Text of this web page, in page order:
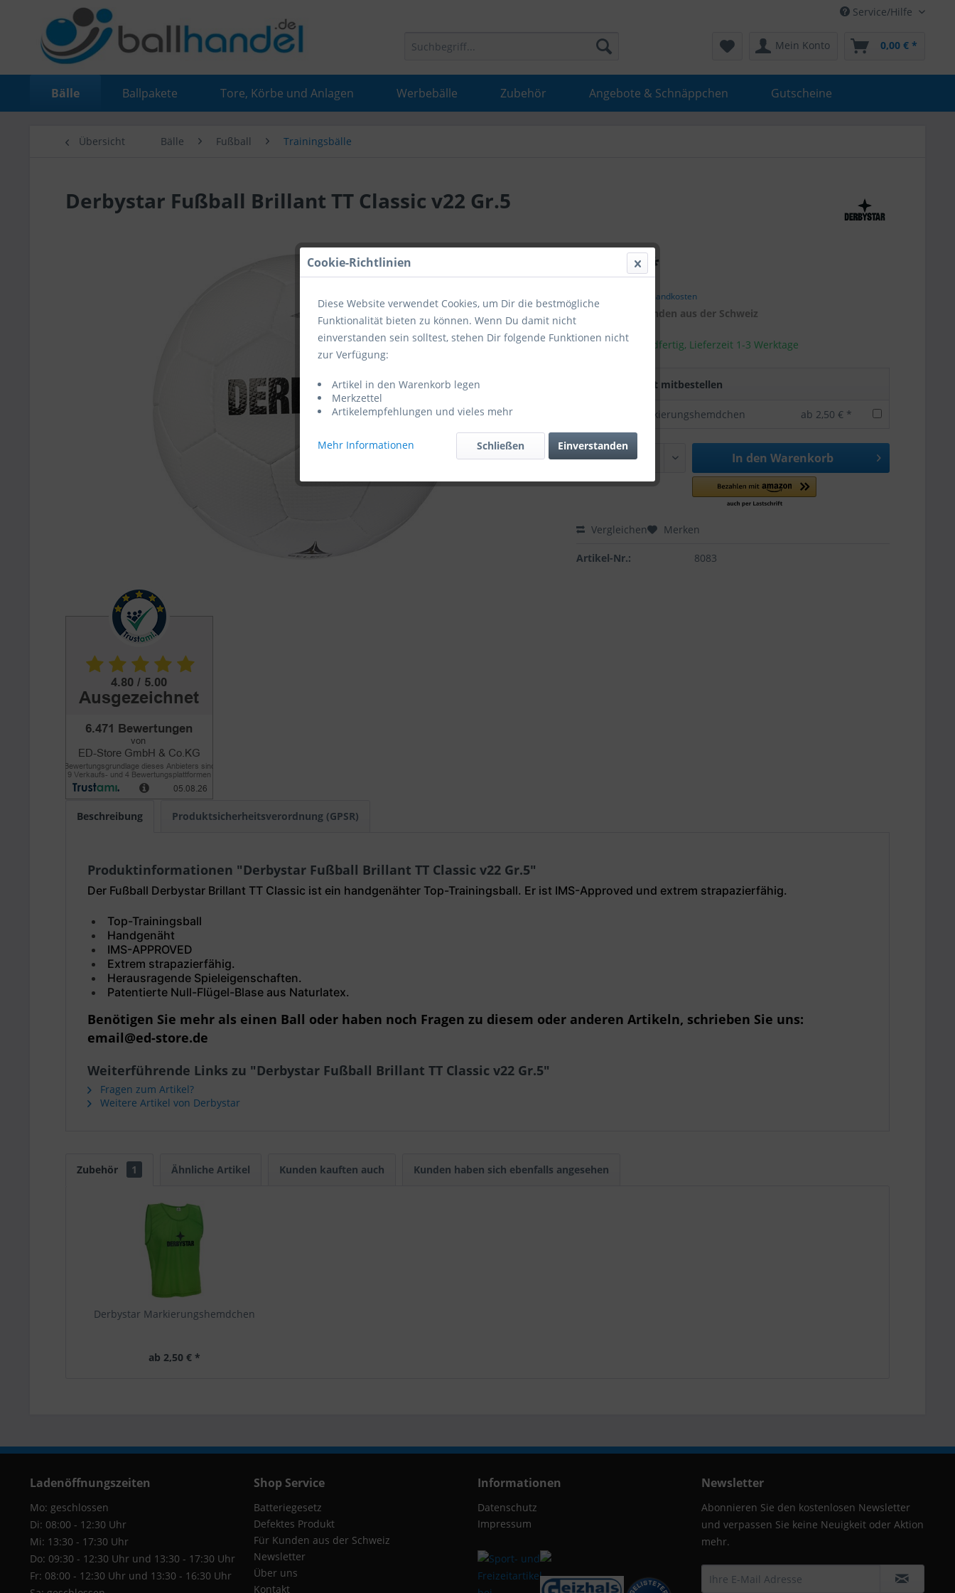
Service/Hilfe
Mein Konto 0,00 € *
Bälle Ballpakete Tore, Körbe und Anlagen Werbebälle Zubehör Angebote & Schnäppchen Gutscheine
Übersicht Bälle Fußball Trainingsbälle
Derbystar Fußball Brillant TT Classic v22 Gr.5
24,90 € *
inkl. Versandkosten
Kunden aus der Schweiz
Sofort versandfertig, Lieferzeit 1-3 Werktage
Zubehör direkt mitbestellen
Derbystar Markierungshemdchen ab 2,50 € *
In den Warenkorb
Vergleichen Merken
Artikel-Nr.: 8083
Beschreibung Produktsicherheitsverordnung (GPSR)
Produktinformationen "Derbystar Fußball Brillant TT Classic v22 Gr.5"
Der Fußball Derbystar Brillant TT Classic ist ein handgenähter Top-Trainingsball. Er ist IMS-Approved und extrem strapazierfähig.
Top-Trainingsball
Handgenäht
IMS-APPROVED
Extrem strapazierfähig.
Herausragende Spieleigenschaften.
Patentierte Null-Flügel-Blase aus Naturlatex.
Benötigen Sie mehr als einen Ball oder haben noch Fragen zu diesem oder anderen Artikeln, schrieben Sie uns:
email@ed-store.de
Weiterführende Links zu "Derbystar Fußball Brillant TT Classic v22 Gr.5"
Fragen zum Artikel?
Weitere Artikel von Derbystar
Zubehör 1 Ähnliche Artikel Kunden kauften auch Kunden haben sich ebenfalls angesehen
Derbystar Markierungshemdchen
ab 2,50 € *
Ladenöffnungszeiten
Mo: geschlossen
Di: 08:00 - 12:30 Uhr
Mi: 13:30 - 17:30 Uhr
Do: 09:30 - 12:30 Uhr und 13:30 - 17:30 Uhr
Fr: 08:00 - 12:30 Uhr und 13:30 - 16:30 Uhr
Shop Service
Batteriegesetz
Defektes Produkt
Für Kunden aus der Schweiz
Newsletter
Über uns
Kontakt
Informationen
Datenschutz
Impressum
Newsletter
Abonnieren Sie den kostenlosen Newsletter
und verpassen Sie keine Neuigkeit oder Aktion
mehr.
Cookie-Richtlinien
Diese Website verwendet Cookies, um Dir die bestmögliche
Funktionalität bieten zu können. Wenn Du damit nicht
einverstanden sein solltest, stehen Dir folgende Funktionen nicht
zur Verfügung:
Artikel in den Warenkorb legen
Merkzettel
Artikelempfehlungen und vieles mehr
Mehr Informationen Einverstanden
Schließen